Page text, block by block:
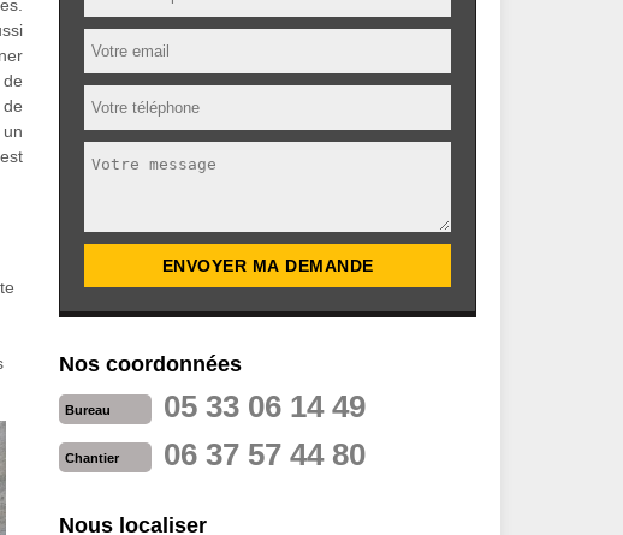
Nos coordonnées
Bureau 05 33 06 14 49
Chantier 06 37 57 44 80
Nous localiser